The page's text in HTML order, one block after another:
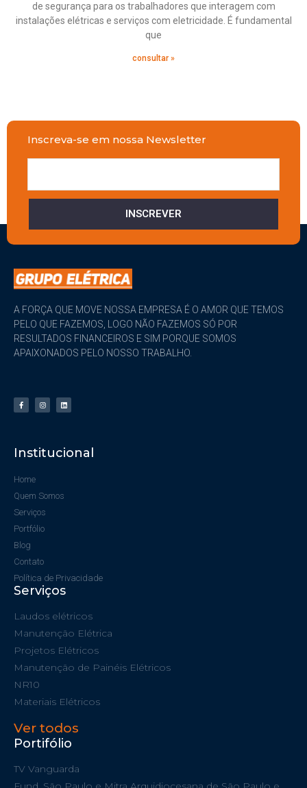
de segurança para os trabalhadores que interagem com
instalações elétricas e serviços com eletricidade. É fundamental
que
consultar »
Inscreva-se em nossa Newsletter
INSCREVER
A FORÇA QUE MOVE NOSSA EMPRESA É O AMOR QUE TEMOS
PELO QUE FAZEMOS, LOGO NÃO FAZEMOS SÓ POR
RESULTADOS FINANCEIROS E SIM PORQUE SOMOS
APAIXONADOS PELO NOSSO TRABALHO.
Institucional
Home
Quem Somos
Serviços
Portfólio
Blog
Contato
Política de Privacidade
Serviços
Laudos elétricos
Manutenção Elétrica
Projetos Elétricos
Manutenção de Painéis Elétricos
NR10
Materiais Elétricos
Ver todos
Portifólio
TV Vanguarda